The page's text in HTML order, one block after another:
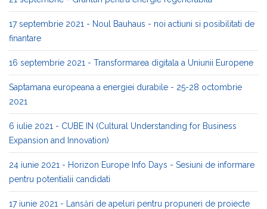
17 septembrie 2021 - Noul Bauhaus - noi actiuni si posibilitati de
finantare
16 septembrie 2021 - Transformarea digitala a Uniunii Europene
Saptamana europeana a energiei durabile - 25-28 octombrie
2021
6 iulie 2021 - CUBE IN (Cultural Understanding for Business
Expansion and Innovation)
24 iunie 2021 - Horizon Europe Info Days - Sesiuni de informare
pentru potentialii candidati
17 iunie 2021 - Lansări de apeluri pentru propuneri de proiecte